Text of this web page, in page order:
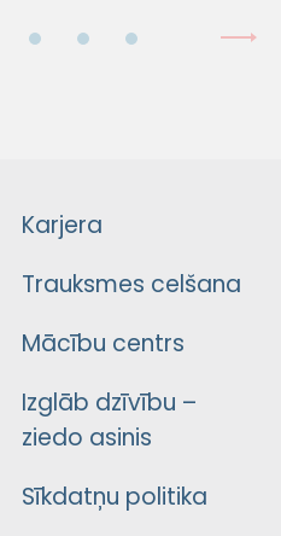
Karjera
Trauksmes celšana
Mācību centrs
Izglāb dzīvību –
ziedo asinis
Sīkdatņu politika